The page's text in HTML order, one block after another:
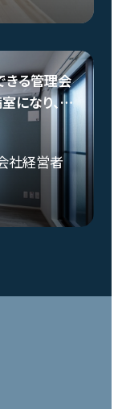
きる管理会
になり、購
ます。
社経営者